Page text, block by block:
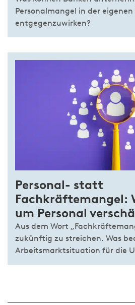
Personalmangel in der
entgegenzuwirken?
Personal- statt
Fachkräftemangel:
um Personal
Aus dem Wort
zukünftig zu streichen. Was
Arbeitsmarktsituation für die